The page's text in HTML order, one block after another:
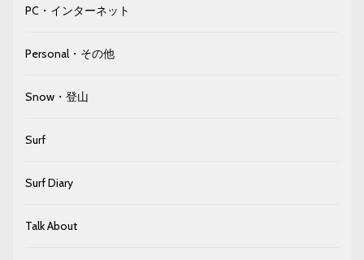
PC・インターネット
Personal・その他
Snow・登山
Surf
Surf Diary
Talk About